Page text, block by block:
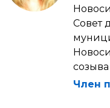
Совет
созыва
Член